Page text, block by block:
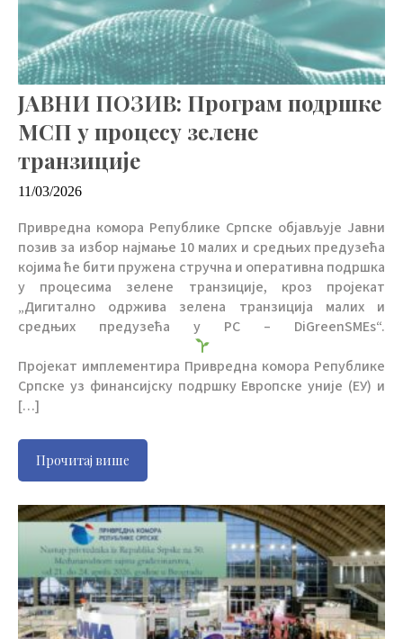
ЈАВНИ ПОЗИВ: Програм подршке
МСП у процесу зелене
транзиције
11/03/2026
Привредна комора Републике Српске објављује Јавни
позив за избор најмање 10 малих и средњих предузећа
којима ће бити пружена стручна и оперативна подршка
у процесима зелене транзиције, кроз пројекат
„Дигитално одржива зелена транзиција малих и
средњих предузећа у РС – DiGreenSMEs“.
Пројекат имплементира Привредна комора Републике
Српске уз финансијску подршку Европске уније (ЕУ) и
[…]
Прочитај више